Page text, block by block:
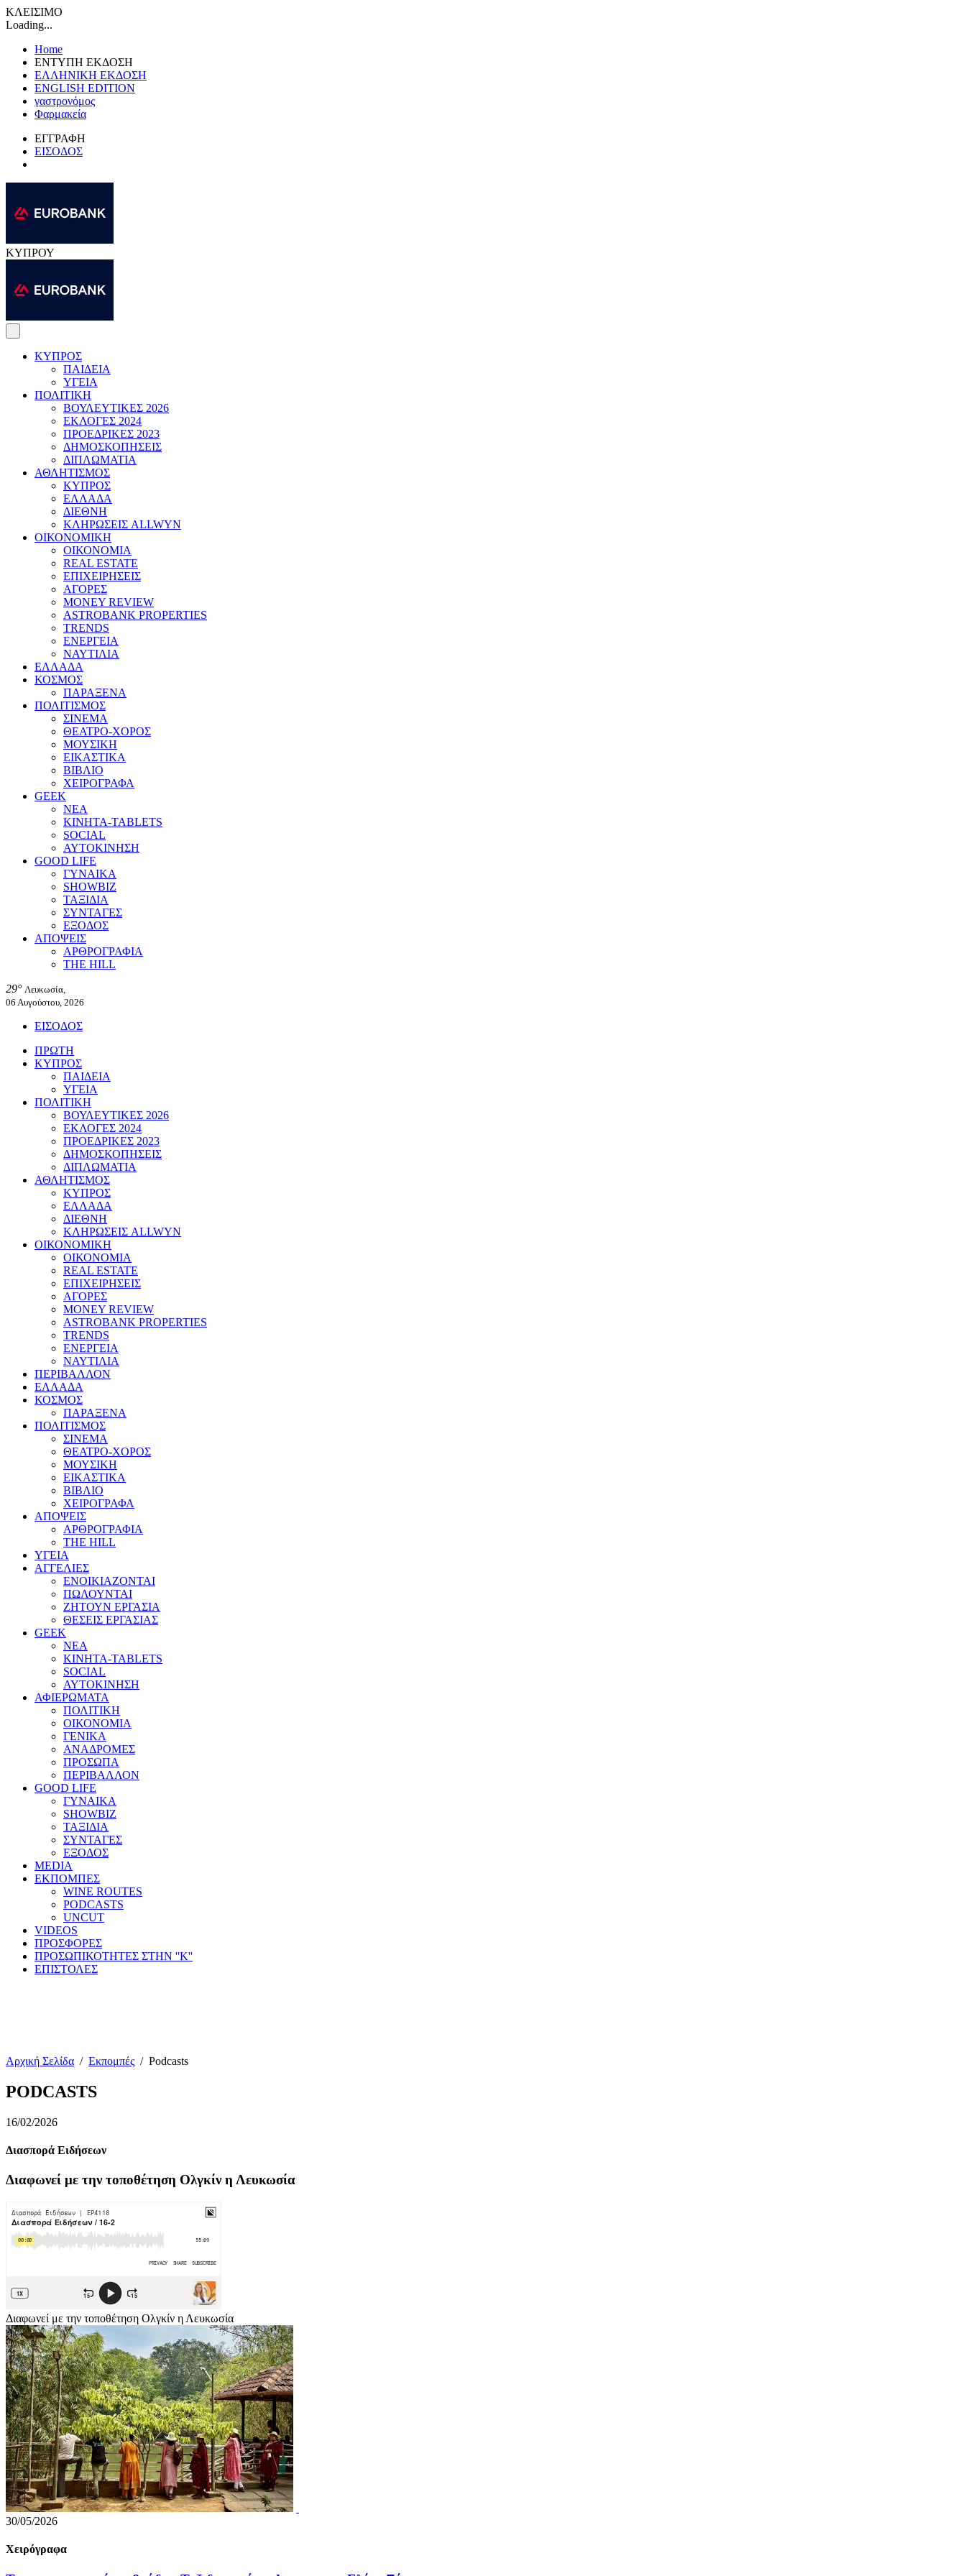
ΚΛΕΙΣΙΜΟ
Loading...
Home
ΕΝΤΥΠΗ ΕΚΔΟΣΗ
ΕΛΛΗΝΙΚΗ ΕΚΔΟΣΗ
ENGLISH EDITION
γαστρονόμος
Φαρμακεία
ΕΓΓΡΑΦΗ
ΕΙΣΟΔΟΣ
ΚΥΠΡΟΥ
ΚΥΠΡΟΣ
ΠΑΙΔΕΙΑ
ΥΓΕΙΑ
ΠΟΛΙΤΙΚΗ
ΒΟΥΛΕΥΤΙΚΕΣ 2026
ΕΚΛΟΓΕΣ 2024
ΠΡΟΕΔΡΙΚΕΣ 2023
ΔΗΜΟΣΚΟΠΗΣΕΙΣ
ΔΙΠΛΩΜΑΤΙΑ
ΑΘΛΗΤΙΣΜΟΣ
ΚΥΠΡΟΣ
ΕΛΛΑΔΑ
ΔΙΕΘΝΗ
ΚΛΗΡΩΣΕΙΣ ALLWYN
ΟΙΚΟΝΟΜΙΚΗ
ΟΙΚΟΝΟΜΙΑ
REAL ESTATE
ΕΠΙΧΕΙΡΗΣΕΙΣ
ΑΓΟΡΕΣ
MONEY REVIEW
ASTROBANK PROPERTIES
TRENDS
ΕΝΕΡΓΕΙΑ
ΝΑΥΤΙΛΙΑ
ΕΛΛΑΔΑ
ΚΟΣΜΟΣ
ΠΑΡΑΞΕΝΑ
ΠΟΛΙΤΙΣΜΟΣ
ΣΙΝΕΜΑ
ΘΕΑΤΡΟ-ΧΟΡΟΣ
ΜΟΥΣΙΚΗ
ΕΙΚΑΣΤΙΚΑ
ΒΙΒΛΙΟ
ΧΕΙΡΟΓΡΑΦΑ
GEEK
ΝΕΑ
ΚΙΝΗΤΑ-TABLETS
SOCIAL
ΑΥΤΟΚΙΝΗΣΗ
GOOD LIFE
ΓΥΝΑΙΚΑ
SHOWBIZ
ΤΑΞΙΔΙΑ
ΣΥΝΤΑΓΕΣ
ΕΞΟΔΟΣ
ΑΠΟΨΕΙΣ
ΑΡΘΡΟΓΡΑΦΙΑ
THE HILL
29° Λευκωσία,
06 Αυγούστου, 2026
ΕΙΣΟΔΟΣ
ΠΡΩΤΗ
ΚΥΠΡΟΣ
ΠΑΙΔΕΙΑ
ΥΓΕΙΑ
ΠΟΛΙΤΙΚΗ
ΒΟΥΛΕΥΤΙΚΕΣ 2026
ΕΚΛΟΓΕΣ 2024
ΠΡΟΕΔΡΙΚΕΣ 2023
ΔΗΜΟΣΚΟΠΗΣΕΙΣ
ΔΙΠΛΩΜΑΤΙΑ
ΑΘΛΗΤΙΣΜΟΣ
ΚΥΠΡΟΣ
ΕΛΛΑΔΑ
ΔΙΕΘΝΗ
ΚΛΗΡΩΣΕΙΣ ALLWYN
ΟΙΚΟΝΟΜΙΚΗ
ΟΙΚΟΝΟΜΙΑ
REAL ESTATE
ΕΠΙΧΕΙΡΗΣΕΙΣ
ΑΓΟΡΕΣ
MONEY REVIEW
ASTROBANK PROPERTIES
TRENDS
ΕΝΕΡΓΕΙΑ
ΝΑΥΤΙΛΙΑ
ΠΕΡΙΒΑΛΛΟΝ
ΕΛΛΑΔΑ
ΚΟΣΜΟΣ
ΠΑΡΑΞΕΝΑ
ΠΟΛΙΤΙΣΜΟΣ
ΣΙΝΕΜΑ
ΘΕΑΤΡΟ-ΧΟΡΟΣ
ΜΟΥΣΙΚΗ
ΕΙΚΑΣΤΙΚΑ
ΒΙΒΛΙΟ
ΧΕΙΡΟΓΡΑΦΑ
ΑΠΟΨΕΙΣ
ΑΡΘΡΟΓΡΑΦΙΑ
THE HILL
ΥΓΕΙΑ
ΑΓΓΕΛΙΕΣ
ΕΝΟΙΚΙΑΖΟΝΤΑΙ
ΠΩΛΟΥΝΤΑΙ
ΖΗΤΟΥΝ ΕΡΓΑΣΙΑ
ΘΕΣΕΙΣ ΕΡΓΑΣΙΑΣ
GEEK
ΝΕΑ
ΚΙΝΗΤΑ-TABLETS
SOCIAL
ΑΥΤΟΚΙΝΗΣΗ
ΑΦΙΕΡΩΜΑΤΑ
ΠΟΛΙΤΙΚΗ
ΟΙΚΟΝΟΜΙΑ
ΓΕΝΙΚΑ
ΑΝΑΔΡΟΜΕΣ
ΠΡΟΣΩΠΑ
ΠΕΡΙΒΑΛΛΟΝ
GOOD LIFE
ΓΥΝΑΙΚΑ
SHOWBIZ
ΤΑΞΙΔΙΑ
ΣΥΝΤΑΓΕΣ
ΕΞΟΔΟΣ
MEDIA
ΕΚΠΟΜΠΕΣ
WINE ROUTES
PODCASTS
UNCUT
VIDEOS
ΠΡΟΣΦΟΡΕΣ
ΠΡΟΣΩΠΙΚΟΤΗΤΕΣ ΣΤΗΝ ''Κ''
ΕΠΙΣΤΟΛΕΣ
Αρχική Σελίδα / Εκπομπές / Podcasts
PODCASTS
16/02/2026
Διασπορά Ειδήσεων
Διαφωνεί με την τοποθέτηση Ολγκίν η Λευκωσία
Διαφωνεί με την τοποθέτηση Ολγκίν η Λευκωσία
30/05/2026
Χειρόγραφα